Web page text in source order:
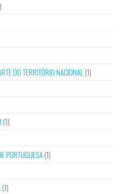
DO TERRITÓRIO NACIONAL (1)
(1)
PORTUGUESA(1)
(1)